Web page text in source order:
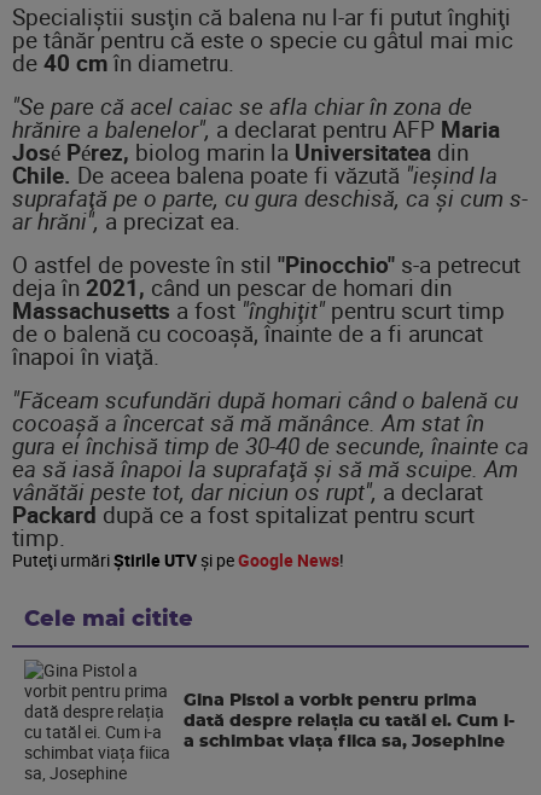
Specialiştii susţin că balena nu l-ar fi putut înghiţi
pe tânăr pentru că este o specie cu gâtul mai mic
de 40 cm în diametru.
"Se pare că acel caiac se afla chiar în zona de
hrănire a balenelor", a declarat pentru AFP Maria
José Pérez, biolog marin la Universitatea din
Chile. De aceea balena poate fi văzută "ieşind la
suprafaţă pe o parte, cu gura deschisă, ca şi cum s-
ar hrăni", a precizat ea.
O astfel de poveste în stil "Pinocchio" s-a petrecut
deja în 2021, când un pescar de homari din
Massachusetts a fost"înghiţit" pentru scurt timp
de o balenă cu cocoaşă, înainte de a fi aruncat
înapoi în viaţă.
"Făceam scufundări după homari când o balenă cu
cocoaşă a încercat să mă mănânce. Am stat în
gura ei închisă timp de 30-40 de secunde, înainte ca
ea să iasă înapoi la suprafaţă şi să mă scuipe. Am
vânătăi peste tot, dar niciun os rupt", a declarat
Packard după ce a fost spitalizat pentru scurt
timp.
Puteţi urmăriȘtirile UTVşi peGoogle News!
Cele mai citite
Gina Pistol a vorbit pentru prima
dată despre relația cu tatăl ei. Cum i-
a schimbat viața fiica sa, Josephine